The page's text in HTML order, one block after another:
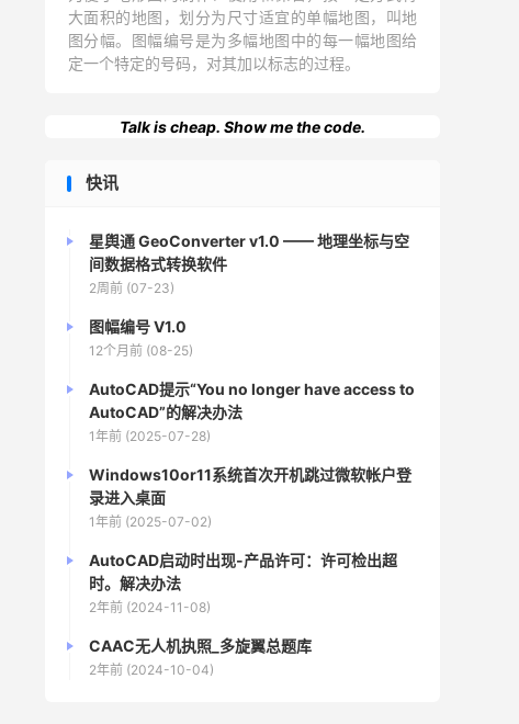
大面积的地图，划分为尺寸适宜的单幅地图，叫地
图分幅。图幅编号是为多幅地图中的每一幅地图给
定一个特定的号码，对其加以标志的过程。
Talk is cheap. Show me the code.
快讯
星舆通 GeoConverter v1.0 —— 地理坐标与空
间数据格式转换软件
2周前 (07-23)
图幅编号 V1.0
12个月前 (08-25)
AutoCAD提示“You no longer have access to
AutoCAD”的解决办法
1年前 (2025-07-28)
Windows10or11系统首次开机跳过微软帐户登
录进入桌面
1年前 (2025-07-02)
AutoCAD启动时出现-产品许可：许可检出超
时。解决办法
2年前 (2024-11-08)
CAAC无人机执照_多旋翼总题库
2年前 (2024-10-04)